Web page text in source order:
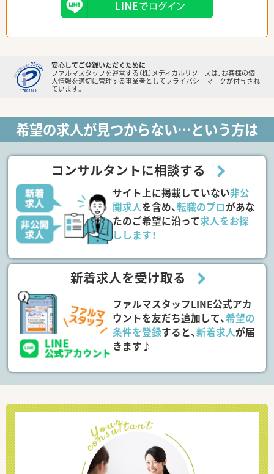
安心してご登録いただくために
ファルマスタッフを運営する（株）メディカルリソースは、お客様の個
人情報を適切に管理する事業者としてプライバシーマークが付与され
ています。
希望の求人が見つからない…という方は
コンサルタントに相談する
サイト上に掲載していない非公
開求人を含め、転職のプロがあな
たのご希望に沿って求人をお探
しします！
新着求人を受け取る
ファルマスタッフLINE公式アカ
ウントを友だち追加して、希望の
条件を登録すると、新着求人が届
きます♪